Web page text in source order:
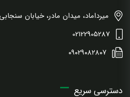
میرداماد، میدان مادر، خیابان سنجابی،
02122905287
۰۹۰۲۹۰۸۲۸۰۷
دسترسی سریع